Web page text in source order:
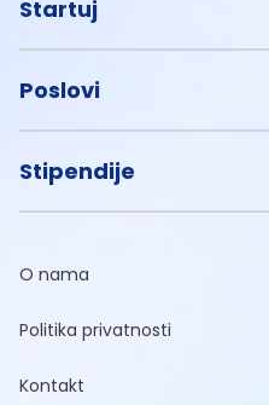
Startuj
Poslovi
Stipendije
O nama
Politika privatnosti
Kontakt